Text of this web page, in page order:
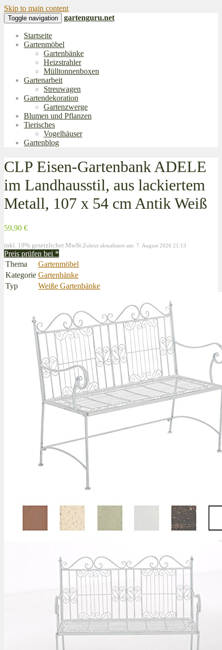
Skip to main content
Toggle navigation gartenguru.net
Startseite
Gartenmöbel
Gartenbänke
Heizstrahler
Mülltonnenboxen
Gartenarbeit
Streuwagen
Gartendekoration
Gartenzwerge
Blumen und Pflanzen
Tierisches
Vogelhäuser
Gartenblog
CLP Eisen-Gartenbank ADELE
im Landhausstil, aus lackiertem
Metall, 107 x 54 cm Antik Weiß
59,90 €
inkl. 19% gesetzlicher MwSt. Zuletzt aktualisiert am: 7. August 2026 21:13
Preis prüfen bei *
Thema
Gartenmöbel
Kategorie Gartenbänke
Typ
Weiße Gartenbänke